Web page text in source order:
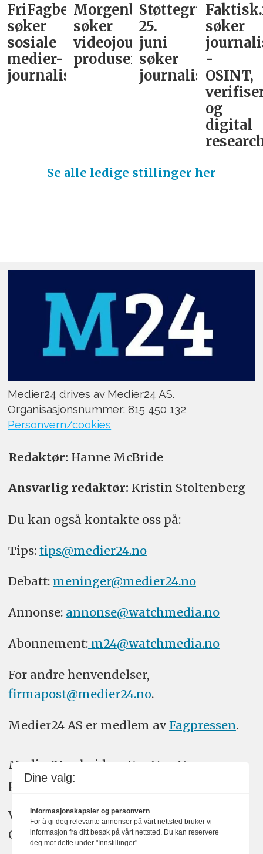
FriFagbevegelse
søker
sosiale
medier-
journalist
Morgenbladet
søker
videojournalist/podkast-
produsent
Støttegruppa
25.
juni
søker
journalist
søker
-
OSINT,
og
digital
Se alle ledige stillinger her
Medier24 drives av Medier24 AS.
Organisasjonsnummer: 815 450 132
Personvern/cookies
Redaktør: Hanne McBride
Ansvarlig redaktør: Kristin Stoltenberg
Du kan også kontakte oss på:
Tips: tips@medier24.no
Debatt: meninger@medier24.no
Annonse: annonse@watchmedia.no
Abonnement:m24@watchmedia.no
For andre henvendelser,
firmapost@medier24.no.
Medier24 AS er medlem av Fagpressen.
Medier24 arbeider etter Vær Varsom-
plakatens regler for god presseskikk.
Vi bruker KI-verktøy som ChatGPT,
Claude, og Gemini i journalistikken vår.
Dine valg:
Informasjonskapsler og personvern
For å gi deg relevante annonser på vårt nettsted bruker vi
informasjon fra ditt besøk på vårt nettsted. Du kan reservere
deg mot dette under "Innstillinger".